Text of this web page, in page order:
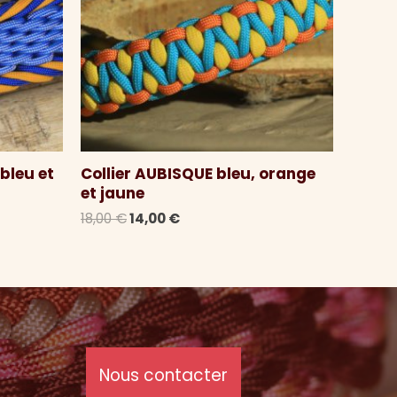
et
Collier AUBISQUE bleu, orange
et jaune
18,00€Le
18,00 €.
14,00€Le
14,00 €.
Nous contacter